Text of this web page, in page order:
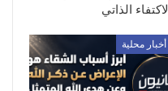
الاكتفاء الذاتي
أخبار محلية